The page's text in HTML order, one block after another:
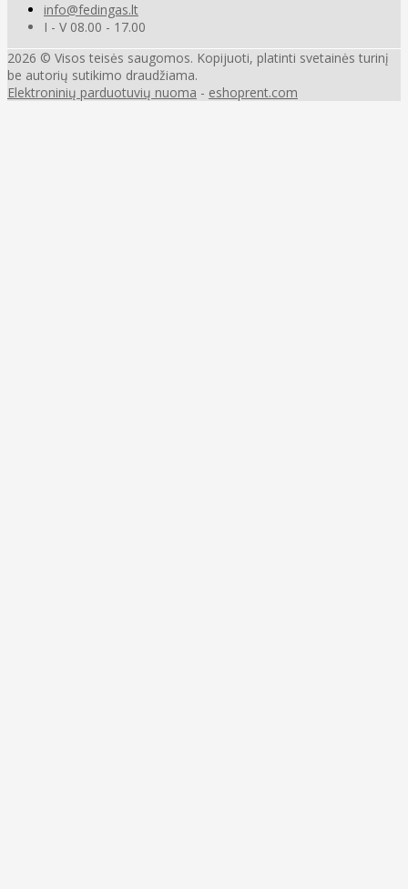
info@fedingas.lt
I - V 08.00 - 17.00
2026 © Visos teisės saugomos. Kopijuoti, platinti svetainės turinį
be autorių sutikimo draudžiama.
Elektroninių parduotuvių nuoma - eshoprent.com